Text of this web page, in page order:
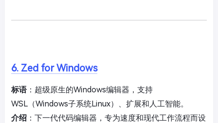
6. Zed for Windows
标语：超级原生的Windows编辑器，支持
WSL（Windows子系统Linux）、扩展和人工智能。
介绍 ：下一代代码编辑器，专为速度和现代工作流程而设